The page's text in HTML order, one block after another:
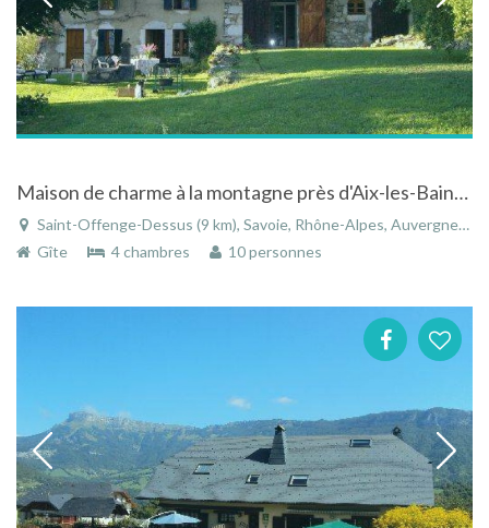
Maison de charme à la montagne près d'Aix-les-Bains à Saint-Offenge-Dessus en Savoie dans les Alpes
Saint-Offenge-Dessus (9 km), Savoie, Rhône-Alpes, Auvergne-Rhône-Alpes, France
Gîte
4 chambres 10 personnes